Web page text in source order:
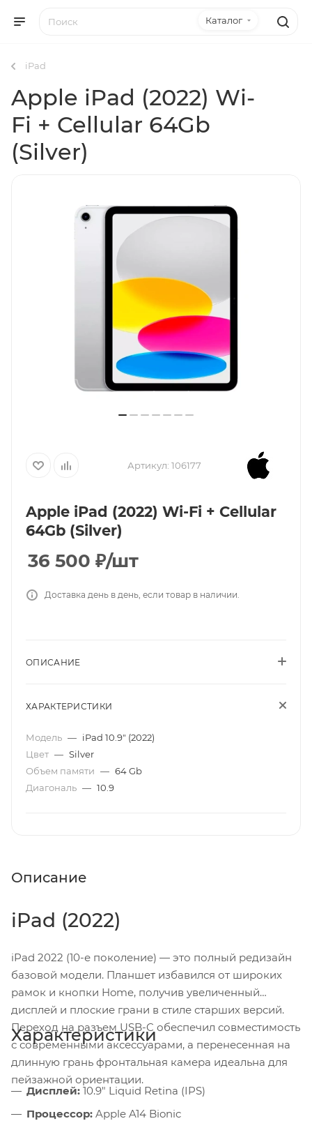
Каталог
iPad
Apple iPad (2022) Wi-
Fi + Cellular 64Gb
(Silver)
Артикул: 106177
Apple iPad (2022) Wi-Fi + Cellular
64Gb (Silver)
36 500 ₽/шт
Доставка день в день, если товар в наличии.
ОПИСАНИЕ
ХАРАКТЕРИСТИКИ
Модель — iPad 10.9" (2022)
Цвет — Silver
Объем памяти — 64 Gb
Диагональ — 10.9
Описание
iPad (2022)
iPad 2022 (10-е поколение) — это полный редизайн
базовой модели. Планшет избавился от широких
рамок и кнопки Home, получив увеличенный
дисплей и плоские грани в стиле старших версий.
Переход на разъем USB-C обеспечил совместимость
с современными аксессуарами, а перенесенная на
длинную грань фронтальная камера идеальна для
пейзажной ориентации.
Характеристики
Дисплей: 10.9" Liquid Retina (IPS)
Процессор: Apple A14 Bionic